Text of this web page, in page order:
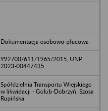
Dokumentacja osobowo-płacowa
992700/611/1965/2015; UNP:
2023-00447435
Spółdzielnia Transportu Wiejskiego
w likwidacji - Golub-Dobrzyń, Szosa
Rupińska